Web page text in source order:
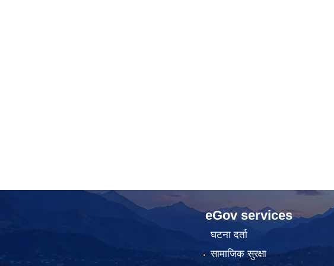
eGov services
घटना दर्ता
सामाजिक सुरक्षा